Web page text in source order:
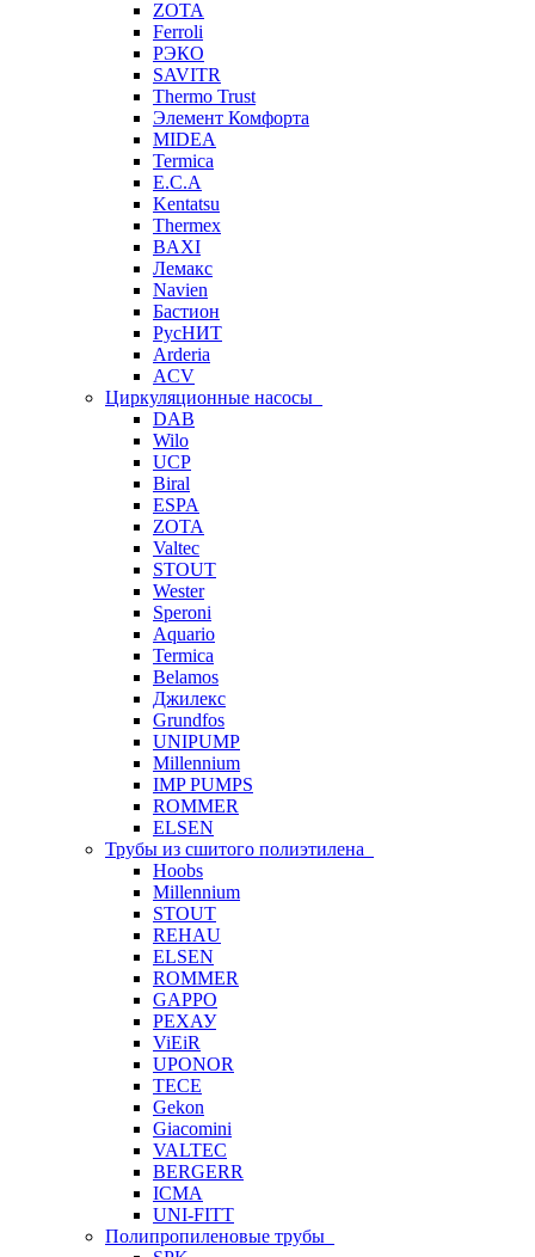
ZOTA
Ferroli
РЭКО
SAVITR
Thermo Trust
Элемент Комфорта
MIDEA
Termica
E.C.A
Kentatsu
Thermex
BAXI
Лемакс
Navien
Бастион
РусНИТ
Arderia
ACV
Циркуляционные насосы
DAB
Wilo
UCP
Biral
ESPA
ZOTA
Valtec
STOUT
Wester
Speroni
Aquario
Termica
Belamos
Джилекс
Grundfos
UNIPUMP
Millennium
IMP PUMPS
ROMMER
ELSEN
Трубы из сшитого полиэтилена
Hoobs
Millennium
STOUT
REHAU
ELSEN
ROMMER
GAPPO
РЕХАУ
ViEiR
UPONOR
TECE
Gekon
Giacomini
VALTEC
BERGERR
ICMA
UNI-FITT
Полипропиленовые трубы